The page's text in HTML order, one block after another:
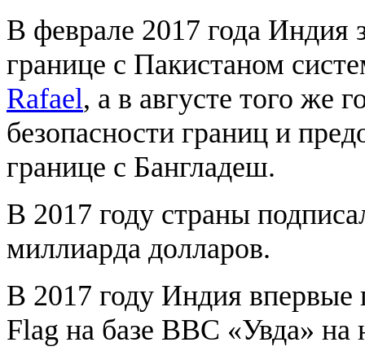
В феврале 2017 года Индия
границе с Пакистаном
Rafael, а в августе того же
безопасности границ и
границе с Бангладеш.
В 2017 году страны
миллиарда долларов.
В 2017 году Индия впервые
Flag на базе ВВС «Увда» на